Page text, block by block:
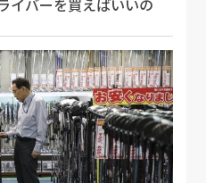
イバーを買えばいいの